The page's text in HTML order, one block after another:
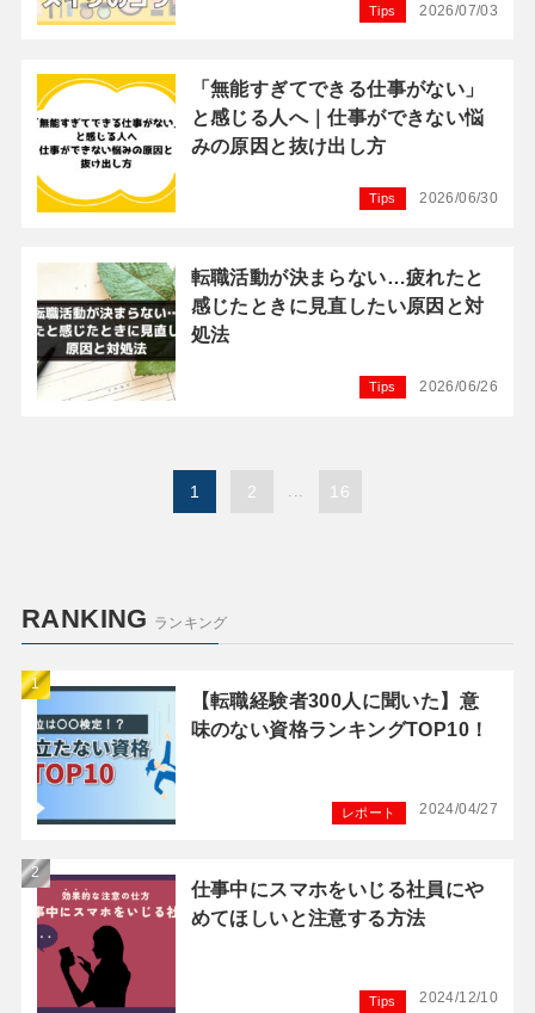
2026/07/03
Tips
「無能すぎてできる仕事がない」
と感じる人へ｜仕事ができない悩
みの原因と抜け出し方
2026/06/30
Tips
転職活動が決まらない…疲れたと
感じたときに見直したい原因と対
処法
2026/06/26
Tips
1 2 ... 16
RANKING ランキング
【転職経験者300人に聞いた】意
味のない資格ランキングTOP10！
2024/04/27
レポート
仕事中にスマホをいじる社員にや
めてほしいと注意する方法
2024/12/10
Tips